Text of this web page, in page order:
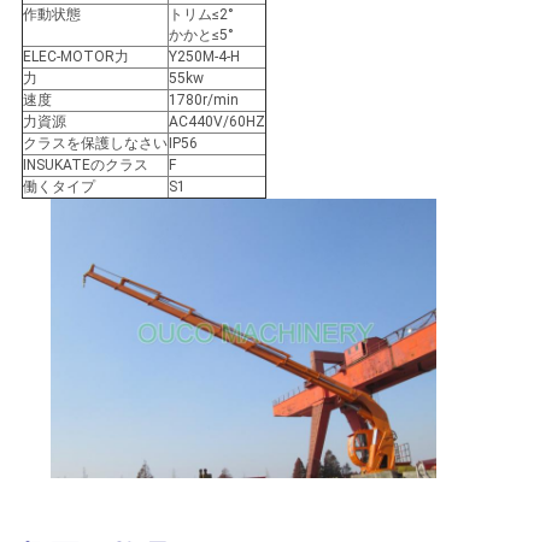
リ
シ
ー
作動状態
トリム≤2°
かかと≤5°
ELEC-MOTOR力
Y250M-4-H
力
55kw
速度
1780r/min
力資源
AC440V/60HZ
クラスを保護しなさい IP56
INSUKATEのクラス
F
働くタイプ
S1